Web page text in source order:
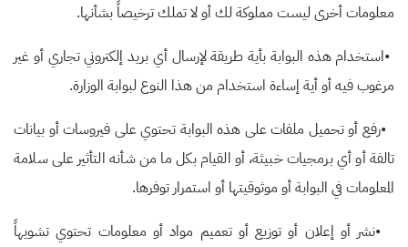
معلومات أخرى ليست مملوكة لك أو لا تملك ترخيصاً بشأنها.
•استخدام هذه البوابة بأية طريقة لإرسال أي بريد إلكتروني تجاري أو غير
مرغوب فيه أو أية إساءة استخدام من هذا النوع لبوابة الوزارة.
•رفع أو تحميل ملفات على هذه البوابة تحتوي على فيروسات أو بيانات
تالفة أو أي برمجيات خبيثة، أو القيام بكل ما من شأنه التأثير على سلامة
المعلومات في البوابة أو موثوقيتها أو استمرار توفرها.
•نشر أو إعلان أو توزيع أو تعميم مواد أو معلومات تحتوي تشويهاً